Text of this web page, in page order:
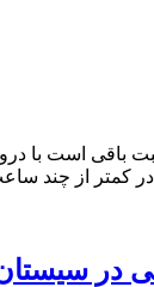
باقی است
از چند ساعت
در